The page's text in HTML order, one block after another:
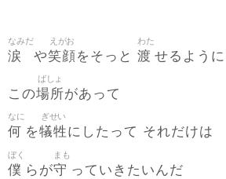
涙
なみだ
や笑顔
えがお
をそっと 渡
わた
せるように
この場所
ばしょ
があって
何
なに
を犠牲
ぎせい
にしたって それだけは
僕
ぼく
らが守
まも
っていきたいんだ